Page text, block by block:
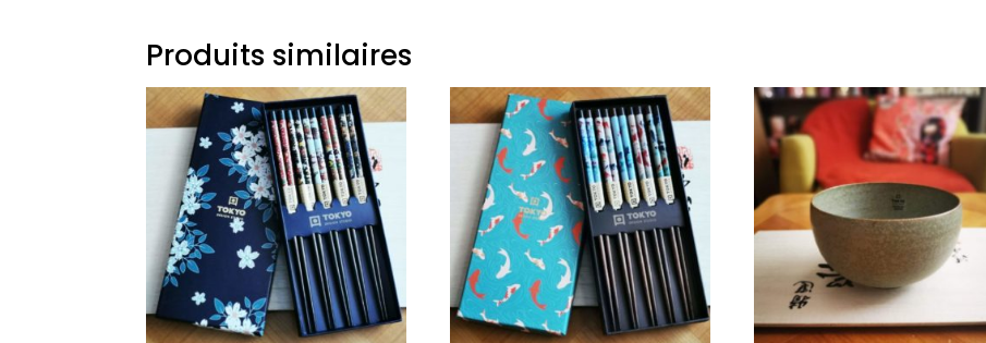
Produits similaires